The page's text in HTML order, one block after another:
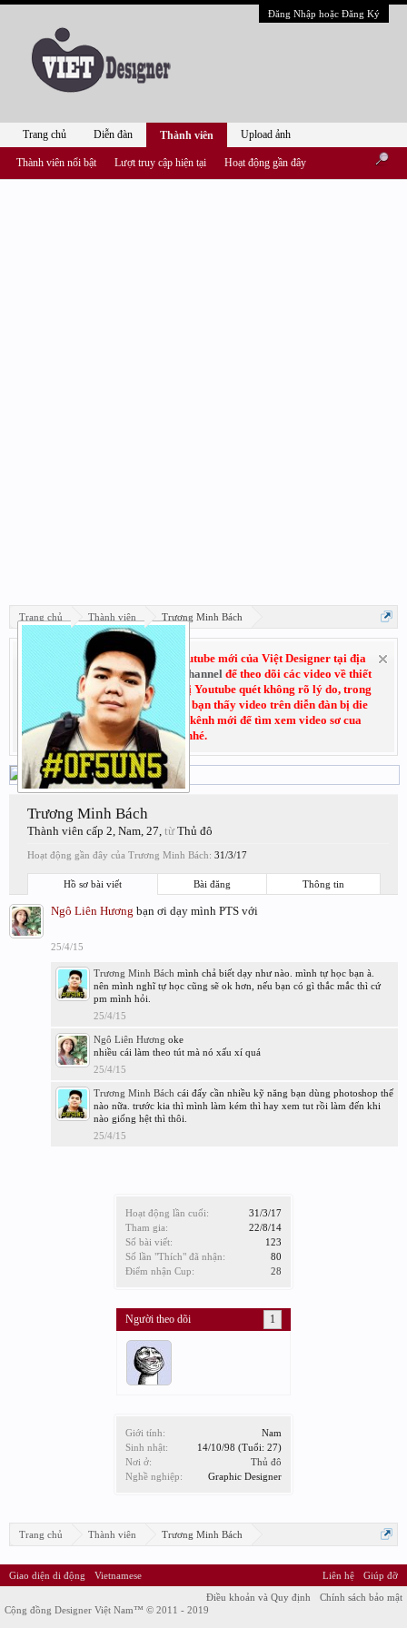
Đăng Nhập hoặc Đăng Ký
Trang chủ Thành viên Trương Minh Bách
Hãy đăng ký subscribe kênh Youtube mới của Việt Designer tại địa
Youtube.com/VietDesignerChannel để theo dõi các video về thiết
kế đồ họa. Do trước đó kênh cũ bị Youtube quét không rõ lý do, trong
thời gian chờ kháng cáo nếu các bạn thấy video trên diễn đàn bị die
không xem được thì có thể vào kênh mới để tìm xem video sơ cua
nhé.
Hoạt động lần cuối:
31/3/17
Tham gia:
22/8/14
Số bài viết:
123
Số lần "Thích" đã nhận:
80
Điểm nhận Cup:
28
Người theo dõi 1
Giới tính:
Nam
Sinh nhật:
14/10/98 (Tuổi: 27)
Nơi ở:
Thủ đô
Nghề nghiệp:
Graphic Designer
Trương Minh Bách
Thành viên cấp 2, Nam, 27, từ Thủ đô
Hoạt động gần đây của Trương Minh Bách: 31/3/17
Hồ sơ bài viết Bài đăng Thông tin
Ngô Liên Hương bạn ơi dạy mình PTS với
25/4/15
Trương Minh Bách mình chả biết dạy như nào. mình tự học bạn à.
nên mình nghĩ tự học cũng sẽ ok hơn, nếu bạn có gì thắc mắc thì cứ
pm mình hỏi.
25/4/15
Ngô Liên Hương oke
nhiều cái làm theo tút mà nó xấu xí quá
25/4/15
Trương Minh Bách cái đấy cần nhiều kỹ năng bạn dùng photoshop thế
nào nữa. trước kia thì mình làm kém thì hay xem tut rồi làm đến khi
nào giống hệt thì thôi.
25/4/15
Trang chủ Thành viên Trương Minh Bách
Trang chủ Diễn đàn Thành viên
Thành viên nổi bật Lượt truy cập hiện tại Hoạt động gần đây
Upload ảnh
Giao diện di động Vietnamese Liên hệ
Giúp đỡ
Điều khoản và Quy định
Chính sách bảo mật
Cộng đồng Designer Việt Nam™ © 2011 - 2019